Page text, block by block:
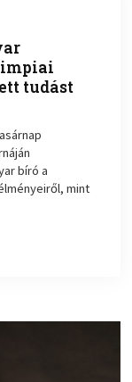
tudást
bíró a
mint